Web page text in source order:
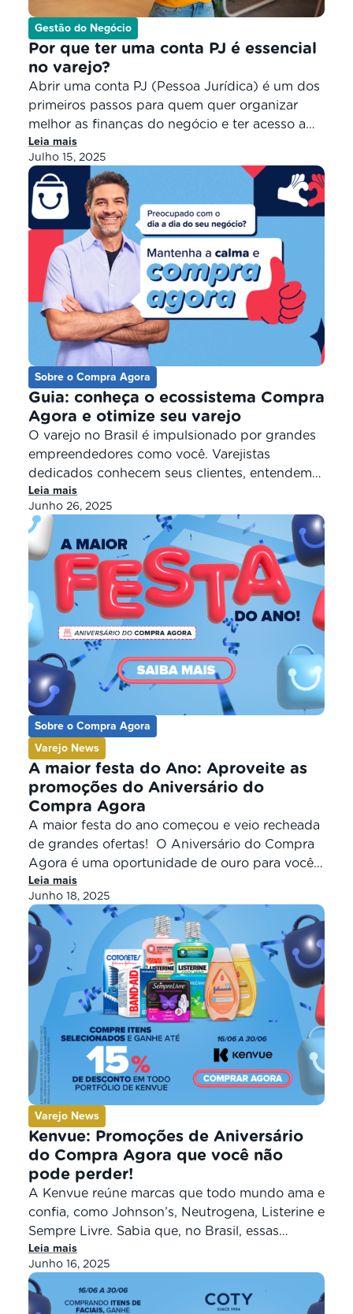
Gestão do Negócio
Por que ter uma conta PJ é essencial
no varejo?
Abrir uma conta PJ (Pessoa Jurídica) é um dos
primeiros passos para quem quer organizar
melhor as finanças do negócio e ter acesso a
oportunidades exclusivas como crédito,
emissão de boletos e parcerias com
fornecedores. Mesmo assim, muitos varejistas
ainda utilizam apenas a conta pessoal, o que
pode comprometer a gestão financeira e até
colocar […]
Leia mais
Julho 15, 2025
Sobre o Compra Agora
Guia: conheça o ecossistema Compra
Agora e otimize seu varejo
O varejo no Brasil é impulsionado por grandes
empreendedores como você. Varejistas
dedicados conhecem seus clientes, entendem
suas buscas e precisam equilibrar qualidade,
preço e eficiência para se destacarem. No
Compra Agora, nosso propósito é revolucionar
sua rotina, simplificar processos e criar
oportunidades tangíveis para o crescimento e
sucesso do seu negócio. Com nossa
plataforma, […]
Leia mais
Junho 26, 2025
Sobre o Compra Agora
Varejo News
A maior festa do Ano: Aproveite as
promoções do Aniversário do
Compra Agora
A maior festa do ano começou e veio recheada
de grandes ofertas! O Aniversário do Compra
Agora é uma oportunidade de ouro para você
lojista comprar com mais economia,
potencializar suas vendas e aumentar seu lucro.
Vem com a gente conferir as melhores ofertas
que você encontra no nosso site de 16/06 até
30/06. 1. […]
Leia mais
Junho 18, 2025
Varejo News
Kenvue: Promoções de Aniversário
do Compra Agora que você não
pode perder!
A Kenvue reúne marcas que todo mundo ama e
confia, como Johnson’s, Neutrogena, Listerine e
Sempre Livre. Sabia que, no Brasil, essas
marcas fazem parte da nossa rotina há mais de
90 anos e estão em 33 milhões de lares
brasileiros? É por isso que são marcas que
precisam estar disponíveis no seu comércio,
Leia mais
Junho 16, 2025